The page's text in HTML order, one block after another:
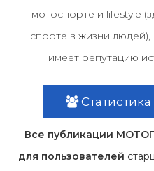
мотоспорте и lifestyle
спорте в жизни людей),
имеет репутацию
Все публикации
для пользователей